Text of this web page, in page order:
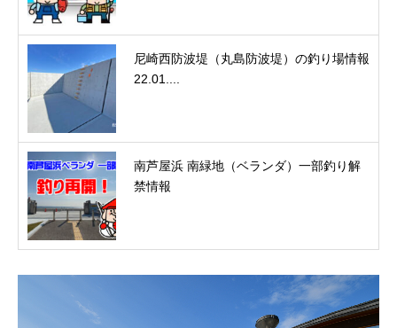
尼崎西防波堤（丸島防波堤）の釣り場情報
22.01....
南芦屋浜 南緑地（ベランダ）一部釣り解
禁情報